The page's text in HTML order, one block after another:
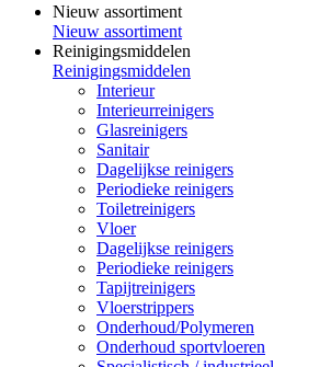
Nieuw assortiment
Nieuw assortiment
Reinigingsmiddelen
Reinigingsmiddelen
Interieur
Interieurreinigers
Glasreinigers
Sanitair
Dagelijkse reinigers
Periodieke reinigers
Toiletreinigers
Vloer
Dagelijkse reinigers
Periodieke reinigers
Tapijtreinigers
Vloerstrippers
Onderhoud/Polymeren
Onderhoud sportvloeren